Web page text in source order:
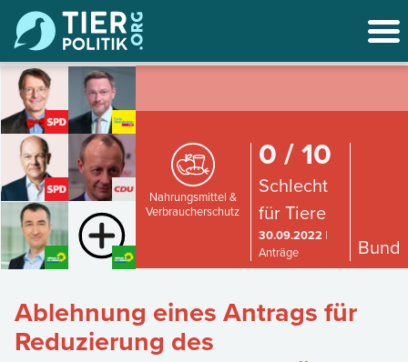
Nahrungsmittel &
Verbraucherschutz
0 / 10
Schlecht
für Tiere
30.09.2022 |
Anträge
Bund
Ablehnung eines Antrags für
Reduzierung des